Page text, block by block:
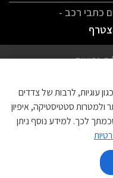
כתבי רכב -
נפוצות
עוגיות, לרבות של צדדים
סטטיסטיקה, איפיון
לכך. למידע נוסף ניתן